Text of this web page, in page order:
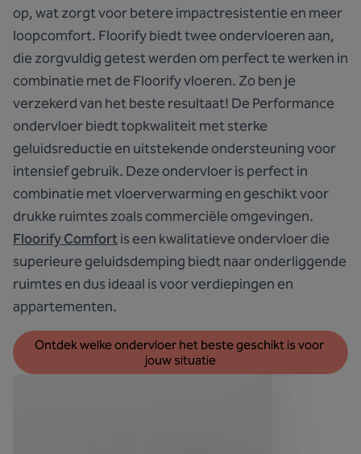
op, wat zorgt voor betere impactresistentie en meer
loopcomfort. Floorify biedt twee ondervloeren aan,
die zorgvuldig getest werden om perfect te werken in
combinatie met de Floorify vloeren. Zo ben je
verzekerd van het beste resultaat! De Performance
ondervloer biedt topkwaliteit met sterke
geluidsreductie en uitstekende ondersteuning voor
intensief gebruik. Deze ondervloer is perfect in
combinatie met vloerverwarming en geschikt voor
drukke ruimtes zoals commerciële omgevingen.
Floorify Comfortis een kwalitatieve ondervloer die
superieure geluidsdemping biedt naar onderliggende
ruimtes en dus ideaal is voor verdiepingen en
appartementen.
Ontdek welke ondervloer het beste geschikt is voor
jouw situatie